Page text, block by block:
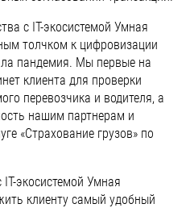
с IT-экосистемой Умная
толчком к цифровизации
пандемия. Мы первые на
клиента для проверки
перевозчика и водителя, а
нашим партнерам и
«Страхование грузов» по
экосистемой Умная
клиенту самый удобный